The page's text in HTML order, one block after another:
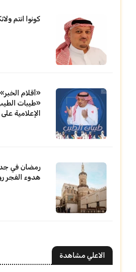
كونوا انتم
«أقلام
«طيبات
الإعلامية
رمضان في
هدوء الفجر
الاعلي مشاهدة